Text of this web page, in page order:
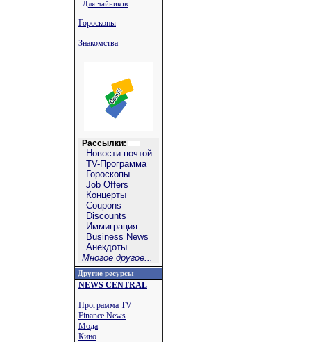
Для чайников
Гороскопы
Знакомства
Рассылки:
Новости-почтой
TV-Программа
Гороскопы
Job Offers
Концерты
Coupons
Discounts
Иммиграция
Business News
Анекдоты
Многое другое...
Другие ресурсы
NEWS CENTRAL
Программа TV
Finance News
Мода
Кино